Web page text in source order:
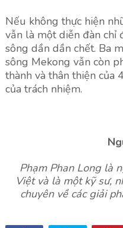
Nếu không thực hiện
vẫn là một diễn đàn chỉ
sông dần dần chết. Ba
sông Mekong vẫn còn
thành và thân thiện của
của trách nhiệm.
Phạm Phan Long là
Việt và là một kỹ sư,
chuyên về các giải